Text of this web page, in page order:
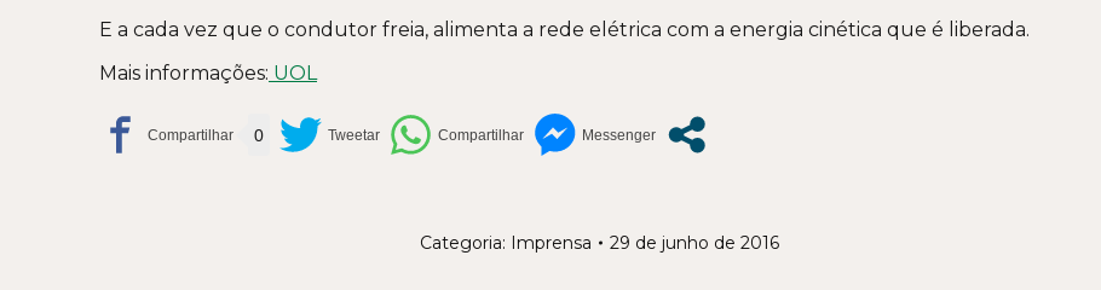
E a cada vez que o condutor freia, alimenta a rede elétrica com a energia cinética que é liberada.
Mais informações: UOL
0
Categoria: Imprensa 29 de junho de 2016